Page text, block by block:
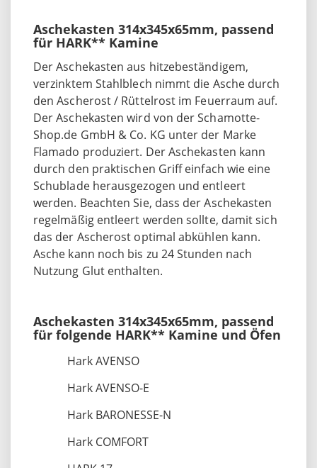
Aschekasten 314x345x65mm, passend
für HARK** Kamine
Der Aschekasten aus hitzebeständigem,
verzinktem Stahlblech nimmt die Asche durch
den Ascherost / Rüttelrost im Feuerraum auf.
Der Aschekasten wird von der Schamotte-
Shop.de GmbH & Co. KG unter der Marke
Flamado produziert. Der Aschekasten kann
durch den praktischen Griff einfach wie eine
Schublade herausgezogen und entleert
werden. Beachten Sie, dass der Aschekasten
regelmäßig entleert werden sollte, damit sich
das der Ascherost optimal abkühlen kann.
Asche kann noch bis zu 24 Stunden nach
Nutzung Glut enthalten.
Aschekasten 314x345x65mm, passend
für folgende HARK** Kamine und Öfen
Hark AVENSO
Hark AVENSO-E
Hark BARONESSE-N
Hark COMFORT